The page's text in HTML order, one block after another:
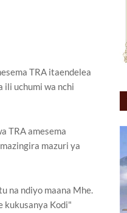
TRA itaendelea
ili uchumi wa nchi
TRA amesema
mazuri ya
na ndiyo maana Mhe.
kukusanya Kodi"